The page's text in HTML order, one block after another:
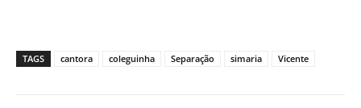
TAGS cantora coleguinha Separação simaria Vicente